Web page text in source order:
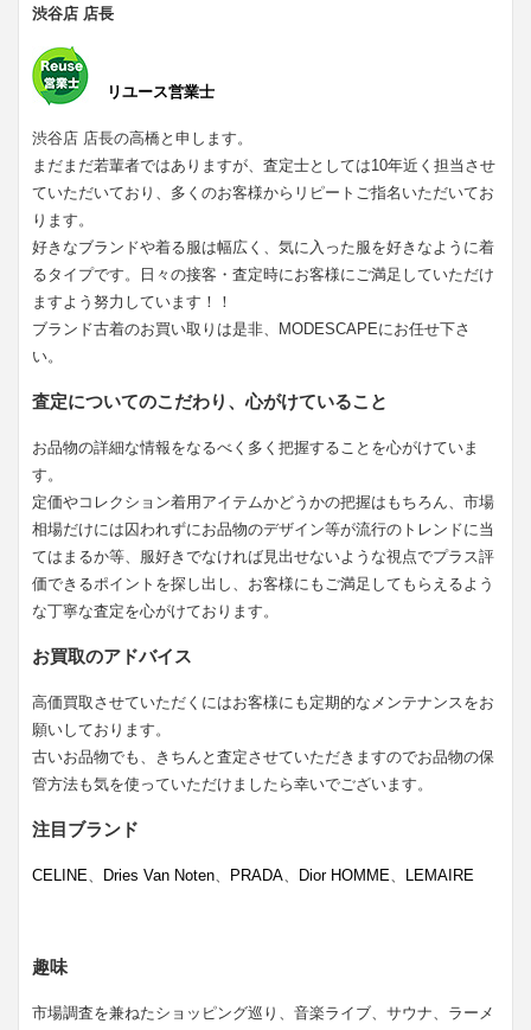
渋谷店 店長
リユース営業士
渋谷店 店長の高橋と申します。
まだまだ若輩者ではありますが、査定士としては10年近く担当させ
ていただいており、多くのお客様からリピートご指名いただいてお
ります。
好きなブランドや着る服は幅広く、気に入った服を好きなように着
るタイプです。日々の接客・査定時にお客様にご満足していただけ
ますよう努力しています！！
ブランド古着のお買い取りは是非、MODESCAPEにお任せ下さ
い。
査定についてのこだわり、心がけていること
お品物の詳細な情報をなるべく多く把握することを心がけていま
す。
定価やコレクション着用アイテムかどうかの把握はもちろん、市場
相場だけには囚われずにお品物のデザイン等が流行のトレンドに当
てはまるか等、服好きでなければ見出せないような視点でプラス評
価できるポイントを探し出し、お客様にもご満足してもらえるよう
な丁寧な査定を心がけております。
お買取のアドバイス
高価買取させていただくにはお客様にも定期的なメンテナンスをお
願いしております。
古いお品物でも、きちんと査定させていただきますのでお品物の保
管方法も気を使っていただけましたら幸いでございます。
注目ブランド
CELINE、 Dries Van Noten、 PRADA、 Dior HOMME、 LEMAIRE
趣味
市場調査を兼ねたショッピング巡り、音楽ライブ、サウナ、ラーメ